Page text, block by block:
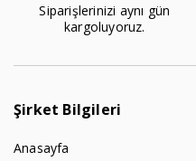
Siparişlerinizi aynı gün
kargoluyoruz.
Şirket Bilgileri
Anasayfa